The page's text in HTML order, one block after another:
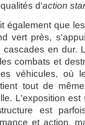
d'action star
également que
vert près,
en dur.
combats et
véhicules, où
tout de
L'exposition
est
et action,